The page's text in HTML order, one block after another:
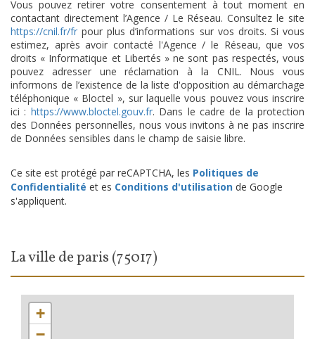
Vous pouvez retirer votre consentement à tout moment en
contactant directement l’Agence / Le Réseau. Consultez le site
https://cnil.fr/fr pour plus d’informations sur vos droits. Si vous
estimez, après avoir contacté l'Agence / le Réseau, que vos
droits « Informatique et Libertés » ne sont pas respectés, vous
pouvez adresser une réclamation à la CNIL. Nous vous
informons de l’existence de la liste d'opposition au démarchage
téléphonique « Bloctel », sur laquelle vous pouvez vous inscrire
ici : https://www.bloctel.gouv.fr. Dans le cadre de la protection
des Données personnelles, nous vous invitons à ne pas inscrire
de Données sensibles dans le champ de saisie libre.
Ce site est protégé par reCAPTCHA, les Politiques de
Confidentialité et es Conditions d'utilisation de Google
s'appliquent.
la ville de paris (75017)
+
−